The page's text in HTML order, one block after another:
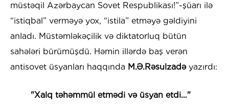
müstəqil Azərbaycan Sovet Respublikası!”-şüarı ilə
“istiqbal” verməyə yox, “istila” etməyə gəldiyini
anladı. Müstəmləkəçilik və diktatorluq bütün
sahələri bürümüşdü. Həmin illərdə baş verən
antisovet üsyanları haqqında M.Ə.Rəsulzadəyazırdı:
"Xalq təhəmmül etmədi və üsyan etdi…"